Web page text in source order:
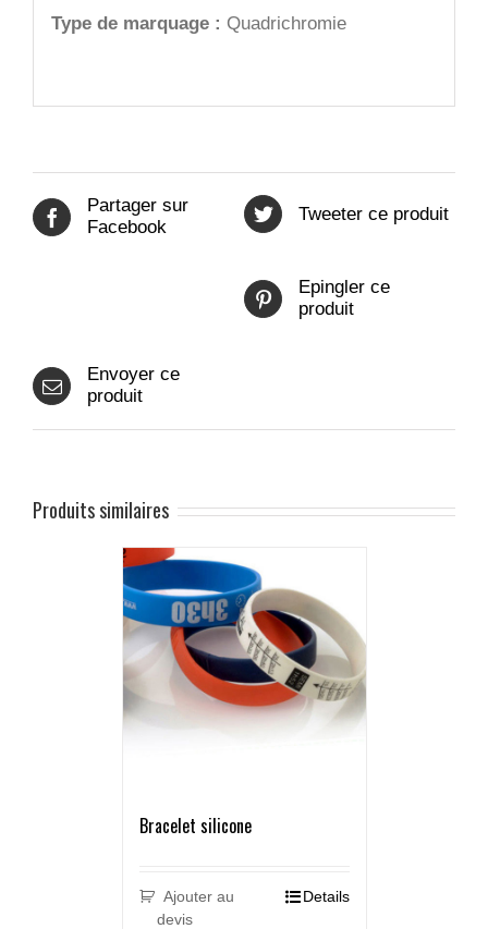
Type de marquage : Quadrichromie
Partager sur
Facebook
Tweeter ce produit
Epingler ce
produit
Envoyer ce
produit
Produits similaires
Bracelet silicone
Ajouter au
devis
Details